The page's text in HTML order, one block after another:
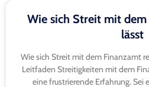
Wie sich Streit mit
lässt
Wie sich Streit mit dem Finanzamt
Leitfaden Streitigkeiten mit dem
eine frustrierende Erfahrung. Sei